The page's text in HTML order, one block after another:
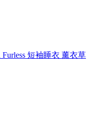
Furless 短袖睡衣 薰衣草